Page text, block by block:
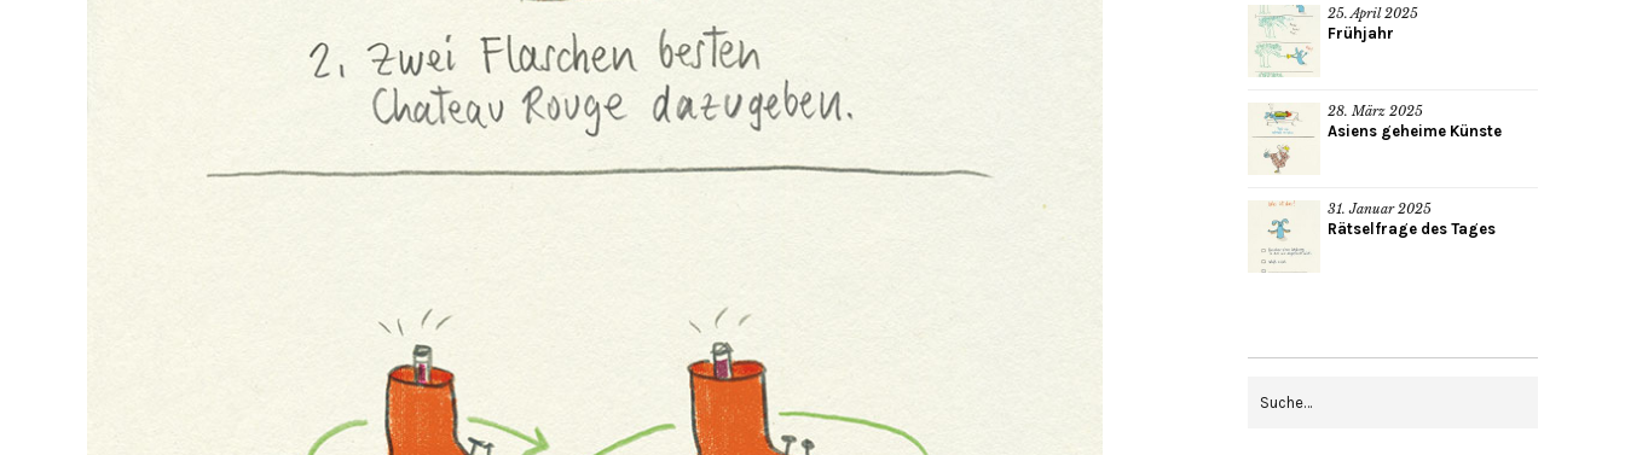
25. April 2025
Frühjahr
28. März 2025
Asiens geheime Künste
31. Januar 2025
Rätselfrage des Tages